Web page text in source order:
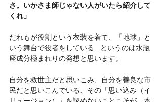
さ。いかさま師じゃない人がいたら紹介して
くれ」
だれもが役割という衣装を着て、「地球」と
いう舞台で役者をしている...というのは水瓶
座成分極まれりの発想と思います。
自分を救世主だと思いこみ、自分を善良な市
民だと思いこんでいる、その「思い込み（イ